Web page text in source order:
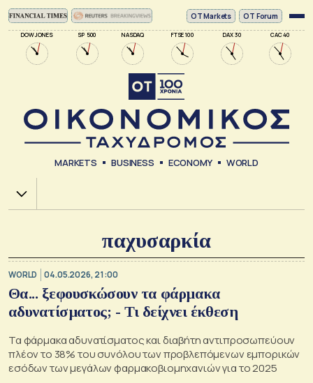
DOW JONES SP 500 NASDAQ FTSE 100 DAX 30 CAC 40
ΟΤ Markets OT Forum
MARKETS BUSINESS ECONOMY WORLD
Χ.Α.
παχυσαρκία
WORLD 04.05.2026, 21:00
Θα... ξεφουσκώσουν τα φάρμακα
αδυνατίσματος; - Τι δείχνει έκθεση
Τα φάρμακα αδυνατίσματος και διαβήτη αντιπροσωπεύουν
πλέον το 38% του συνόλου των προβλεπόμενων εμπορικών
εσόδων των μεγάλων φαρμακοβιομηχανιών για το 2025